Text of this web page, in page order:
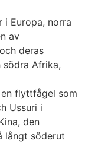
i Europa, norra
av
deras
Afrika,
flyttfågel som
Ussuri i
den
långt söderut